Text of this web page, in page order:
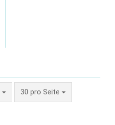
30 pro Seite